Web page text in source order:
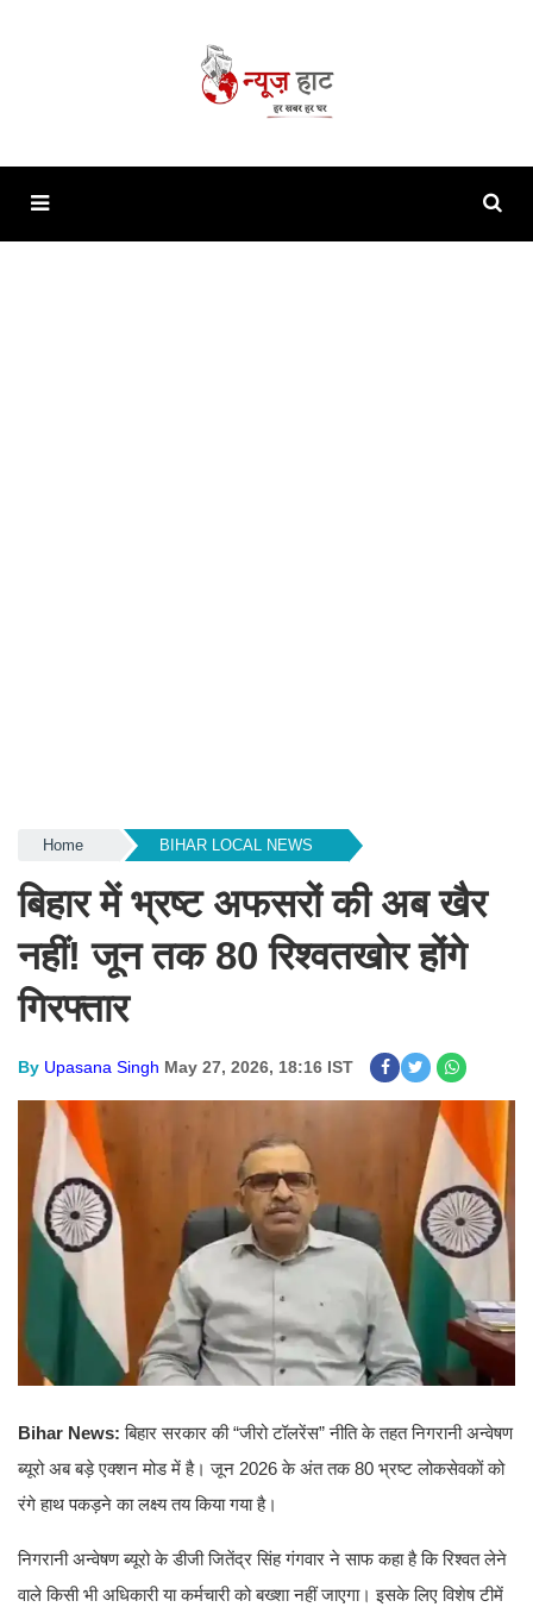
Home BIHAR LOCAL NEWS
बिहार में भ्रष्ट अफसरों की अब खैर
नहीं! जून तक 80 रिश्वतखोर होंगे
गिरफ्तार
By Upasana Singh May 27, 2026, 18:16 IST
Bihar News:बिहार सरकार की “जीरो टॉलरेंस” नीति के तहत निगरानी अन्वेषण
ब्यूरो अब बड़े एक्शन मोड में है। जून 2026 के अंत तक 80 भ्रष्ट लोकसेवकों को
रंगे हाथ पकड़ने का लक्ष्य तय किया गया है।
निगरानी अन्वेषण ब्यूरो के डीजी जितेंद्र सिंह गंगवार ने साफ कहा है कि रिश्वत लेने
वाले किसी भी अधिकारी या कर्मचारी को बख्शा नहीं जाएगा। इसके लिए विशेष टीमें